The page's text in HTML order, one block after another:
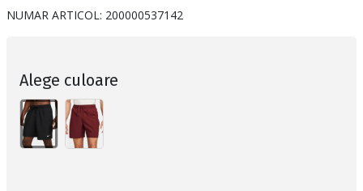
NUMAR ARTICOL: 200000537142
Alege culoare